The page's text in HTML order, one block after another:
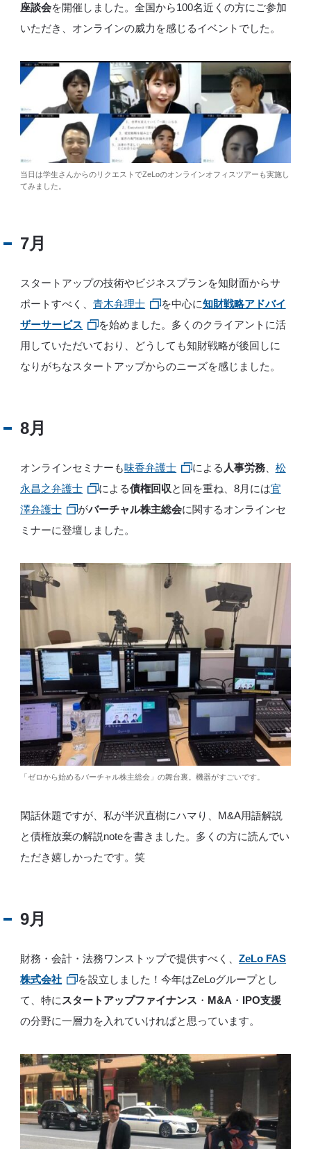
座談会を開催しました。全国から100名近くの方にご参加
いただき、オンラインの威力を感じるイベントでした。
当日は学生さんからのリクエストでZeLoのオンラインオフィスツアーも実施し
てみました。
7月
スタートアップの技術やビジネスプランを知財面からサ
ポートすべく、青木弁理士 を中心に知財戦略アドバイ
ザーサービス
を始めました。多くのクライアントに活
用していただいており、どうしても知財戦略が後回しに
なりがちなスタートアップからのニーズを感じました。
8月
オンラインセミナーも味香弁護士 による 人事労務、 松
永昌之弁護士
による債権回収と回を重ね、8月には官
澤弁護士
がバーチャル株主総会に関するオンラインセ
ミナーに登壇しました。
「ゼロから始めるバーチャル株主総会」の舞台裏。機器がすごいです。
閑話休題ですが、私が半沢直樹にハマり、M&A用語解説
と債権放棄の解説noteを書きました。多くの方に読んでい
ただき嬉しかったです。笑
9月
財務・会計・法務ワンストップで提供すべく、ZeLo FAS
株式会社
を設立しました！今年はZeLoグループとし
て、特に スタートアップファイナンス ・ M&A ・ IPO支援
の分野に一層力を入れていければと思っています。